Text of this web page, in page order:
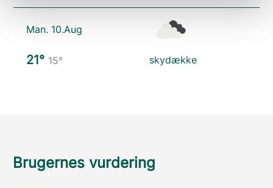
Man. 10.Aug
21° 15° skydække
Brugernes vurdering